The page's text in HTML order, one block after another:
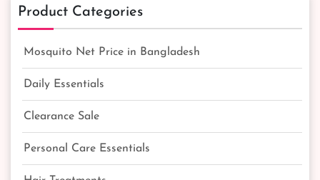
Product Categories
Mosquito Net Price in Bangladesh
Daily Essentials
Clearance Sale
Personal Care Essentials